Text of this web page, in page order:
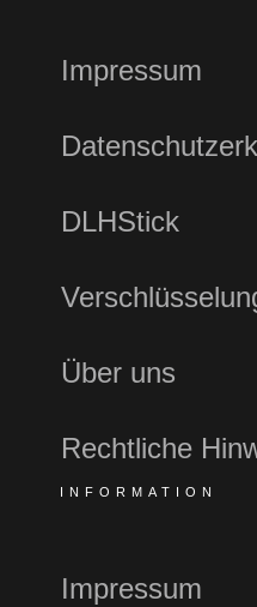
Impressum
DLHStick
Über uns
Rechtliche
INFORMATION
Impressum